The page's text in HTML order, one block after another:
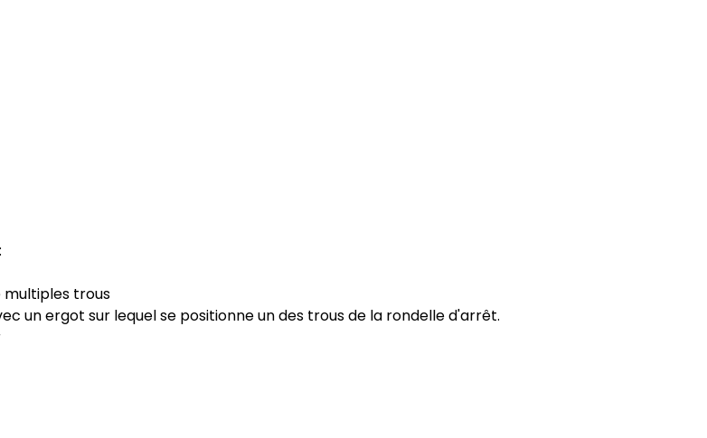
trous
un ergot sur lequel se positionne un des trous de la rondelle d'arrêt.